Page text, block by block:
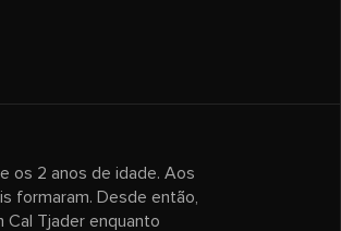
os 2 anos de idade. Aos
formaram. Desde então,
Cal Tjader enquanto